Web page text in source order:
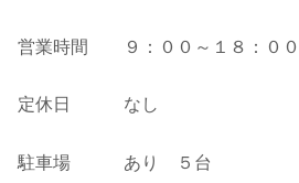
営業時間 ９：００～１８：００
定休日 なし
駐車場 あり ５台